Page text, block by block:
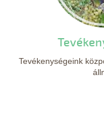
Tevékenységeink